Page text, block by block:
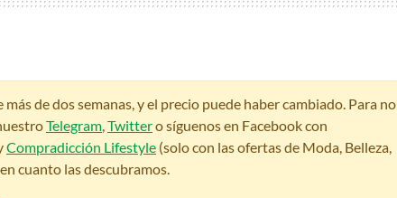
más de dos semanas, y el precio puede haber cambiado. Para no
Telegram Twittero síguenos en Facebook con
Compradicción Lifestyle (solo con las ofertas de Moda, Belleza,
cuanto las descubramos.